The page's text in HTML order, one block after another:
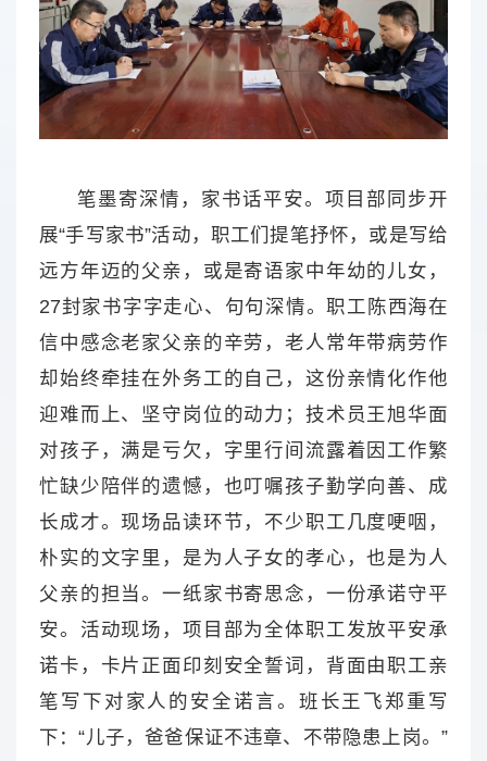
笔墨寄深情，家书话平安。项目部同步开
展“手写家书”活动，职工们提笔抒怀，或是写给
远方年迈的父亲，或是寄语家中年幼的儿女，
27封家书字字走心、句句深情。职工陈西海在
信中感念老家父亲的辛劳，老人常年带病劳作
却始终牵挂在外务工的自己，这份亲情化作他
迎难而上、坚守岗位的动力；技术员王旭华面
对孩子，满是亏欠，字里行间流露着因工作繁
忙缺少陪伴的遗憾，也叮嘱孩子勤学向善、成
长成才。现场品读环节，不少职工几度哽咽，
朴实的文字里，是为人子女的孝心，也是为人
父亲的担当。一纸家书寄思念，一份承诺守平
安。活动现场，项目部为全体职工发放平安承
诺卡，卡片正面印刻安全誓词，背面由职工亲
笔写下对家人的安全诺言。班长王飞郑重写
下：“儿子，爸爸保证不违章、不带隐患上岗。”